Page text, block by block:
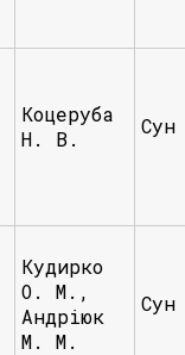
Коцеруба
Н. В.
Сун
Кудирко
О. М.,
Андріюк
М. М.
Сун